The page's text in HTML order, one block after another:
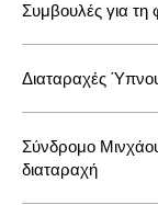
Συμβουλές για τη
Διαταραχές
Σύνδρομο
διαταραχή